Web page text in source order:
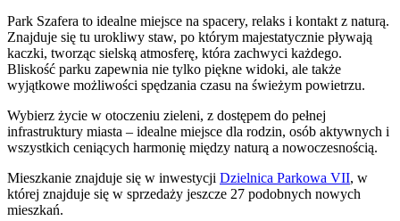
Park Szafera to idealne miejsce na spacery, relaks i kontakt z naturą.
Znajduje się tu urokliwy staw, po którym majestatycznie pływają
kaczki, tworząc sielską atmosferę, która zachwyci każdego.
Bliskość parku zapewnia nie tylko piękne widoki, ale także
wyjątkowe możliwości spędzania czasu na świeżym powietrzu.
Wybierz życie w otoczeniu zieleni, z dostępem do pełnej
infrastruktury miasta – idealne miejsce dla rodzin, osób aktywnych i
wszystkich ceniących harmonię między naturą a nowoczesnością.
Mieszkanie znajduje się w inwestycji Dzielnica Parkowa VII, w
której znajduje się w sprzedaży jeszcze 27 podobnych nowych
mieszkań.